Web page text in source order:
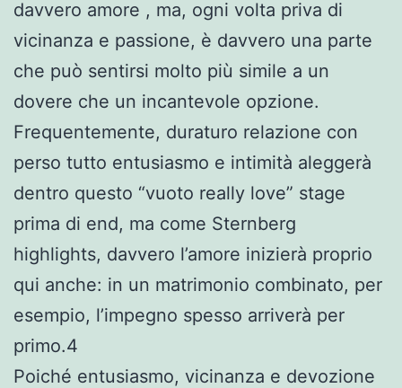
davvero amore , ma, ogni volta priva di
vicinanza e passione, è davvero una parte
che può sentirsi molto più simile a un
dovere che un incantevole opzione.
Frequentemente, duraturo relazione con
perso tutto entusiasmo e intimità aleggerà
dentro questo “vuoto really love” stage
prima di end, ma come Sternberg
highlights, davvero l’amore inizierà proprio
qui anche: in un matrimonio combinato, per
esempio, l’impegno spesso arriverà per
primo.4
Poiché entusiasmo, vicinanza e devozione